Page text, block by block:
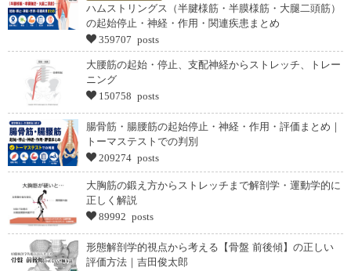
ハムストリングス（半腱様筋・半膜様筋・大腿二頭筋）
の起始停止・神経・作用・関連疾患まとめ
359707 posts
大腰筋の起始・停止、支配神経からストレッチ、トレー
ニング
150758 posts
腸骨筋・腸腰筋の起始停止・神経・作用・評価まとめ｜
トーマステストでの判別
209274 posts
大胸筋の鍛え方からストレッチまで解剖学・運動学的に
正しく解説
89992 posts
形態解剖学的視点から考える【骨盤 前後傾】の正しい
評価方法｜吉田俊太郎